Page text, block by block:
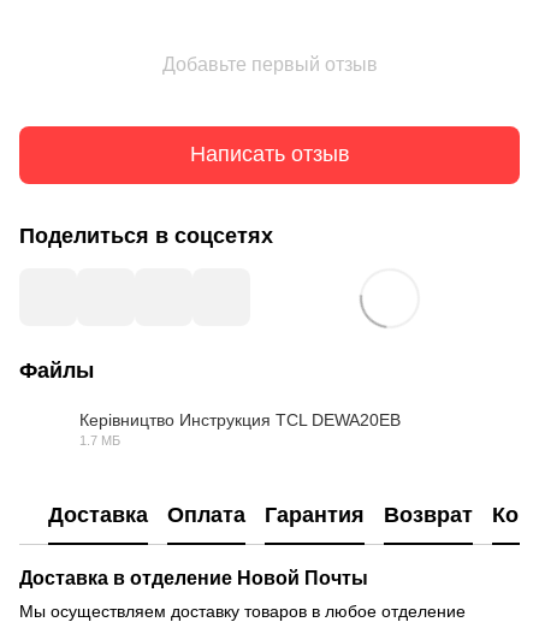
Добавьте первый отзыв
Написать отзыв
Поделиться в соцсетях
Файлы
Керівництво Инструкция TCL DEWA20EB
1.7 МБ
Доставка Оплата Гарантия Возврат
Доставка в отделение Новой Почты
Мы осуществляем доставку товаров в любое отделение